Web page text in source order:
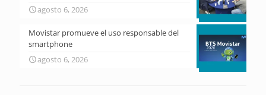
agosto 6, 2026
Movistar promueve el uso responsable del
smartphone
agosto 6, 2026